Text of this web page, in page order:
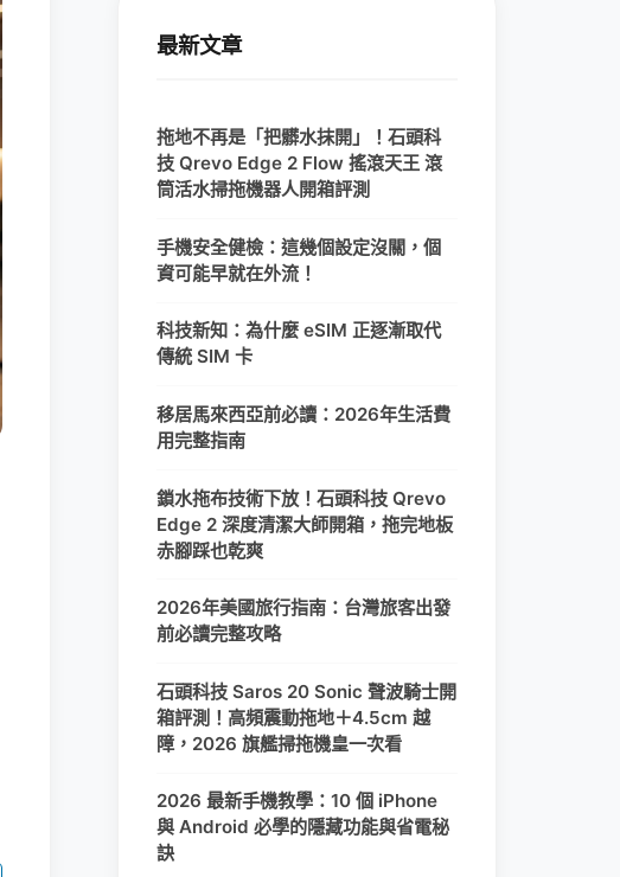
最新文章
拖地不再是「把髒水抹開」！石頭科
技 Qrevo Edge 2 Flow 搖滾天王 滾
筒活水掃拖機器人開箱評測
手機安全健檢：這幾個設定沒關，個
資可能早就在外流！
科技新知：為什麼 eSIM 正逐漸取代
傳統 SIM 卡
移居馬來西亞前必讀：2026年生活費
用完整指南
鎖水拖布技術下放！石頭科技 Qrevo
Edge 2 深度清潔大師開箱，拖完地板
赤腳踩也乾爽
2026年美國旅行指南：台灣旅客出發
前必讀完整攻略
石頭科技 Saros 20 Sonic 聲波騎士開
箱評測！高頻震動拖地＋4.5cm 越
障，2026 旗艦掃拖機皇一次看
2026 最新手機教學：10 個 iPhone
與 Android 必學的隱藏功能與省電秘
訣